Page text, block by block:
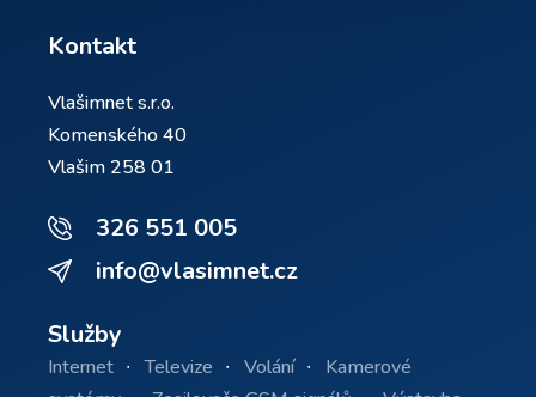
Kontakt
Vlašimnet s.r.o.
Komenského 40
Vlašim 258 01
326 551 005
info@vlasimnet.cz
Služby
Internet Televize Volání
Kamerové